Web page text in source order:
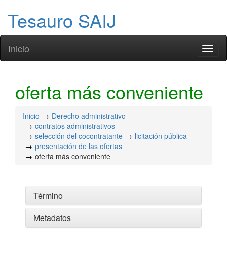
Tesauro SAIJ
Inicio
oferta más conveniente
Inicio
Derecho administrativo
contratos administrativos
selección del cocontratante
licitación pública
presentación de las ofertas
oferta más conveniente
Término
Metadatos